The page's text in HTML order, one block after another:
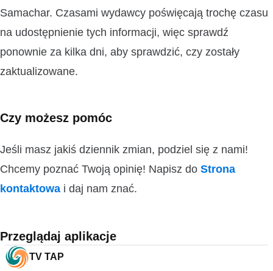
Samachar. Czasami wydawcy poświęcają trochę czasu
na udostępnienie tych informacji, więc sprawdź
ponownie za kilka dni, aby sprawdzić, czy zostały
zaktualizowane.
Czy możesz pomóc
Jeśli masz jakiś dziennik zmian, podziel się z nami!
Chcemy poznać Twoją opinię! Napisz do Strona
kontaktowa i daj nam znać.
Przeglądaj aplikacje
TV TAP